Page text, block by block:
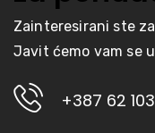
Zainteresirani ste
Javit ćemo vam se
+387 62